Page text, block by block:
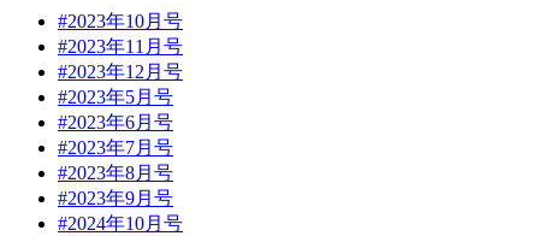
#2023年10月号
#2023年11月号
#2023年12月号
#2023年5月号
#2023年6月号
#2023年7月号
#2023年8月号
#2023年9月号
#2024年10月号